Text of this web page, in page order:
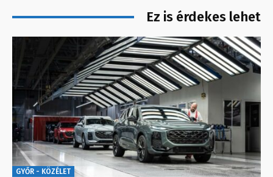
Ez is érdekes lehet
GYŐR - KÖZÉLET